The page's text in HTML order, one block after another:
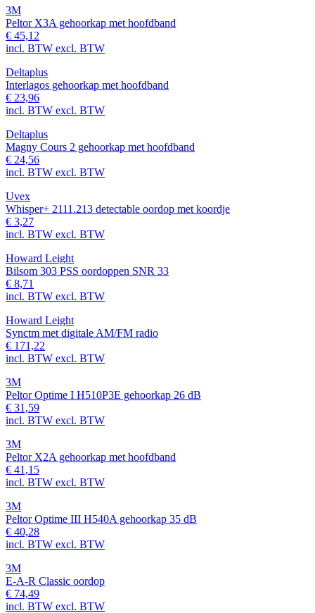
3M
Peltor X3A gehoorkap met hoofdband
€ 45,12
incl. BTW excl. BTW
Deltaplus
Interlagos gehoorkap met hoofdband
€ 23,96
incl. BTW excl. BTW
Deltaplus
Magny Cours 2 gehoorkap met hoofdband
€ 24,56
incl. BTW excl. BTW
Uvex
Whisper+ 2111.213 detectable oordop met koordje
€ 3,27
incl. BTW excl. BTW
Howard Leight
Bilsom 303 PSS oordoppen SNR 33
€ 8,71
incl. BTW excl. BTW
Howard Leight
Synctm met digitale AM/FM radio
€ 171,22
incl. BTW excl. BTW
3M
Peltor Optime I H510P3E gehoorkap 26 dB
€ 31,59
incl. BTW excl. BTW
3M
Peltor X2A gehoorkap met hoofdband
€ 41,15
incl. BTW excl. BTW
3M
Peltor Optime III H540A gehoorkap 35 dB
€ 40,28
incl. BTW excl. BTW
3M
E-A-R Classic oordop
€ 74,49
incl. BTW excl. BTW